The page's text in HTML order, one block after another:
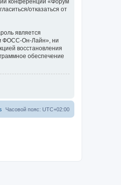
отказаться от
является
ФОСС-Он-Лайн», ни
восстановления
обеспечение
Часовой пояс: UTC+02:00